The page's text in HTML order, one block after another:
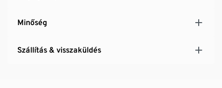
Minőség
Szállítás & visszaküldés